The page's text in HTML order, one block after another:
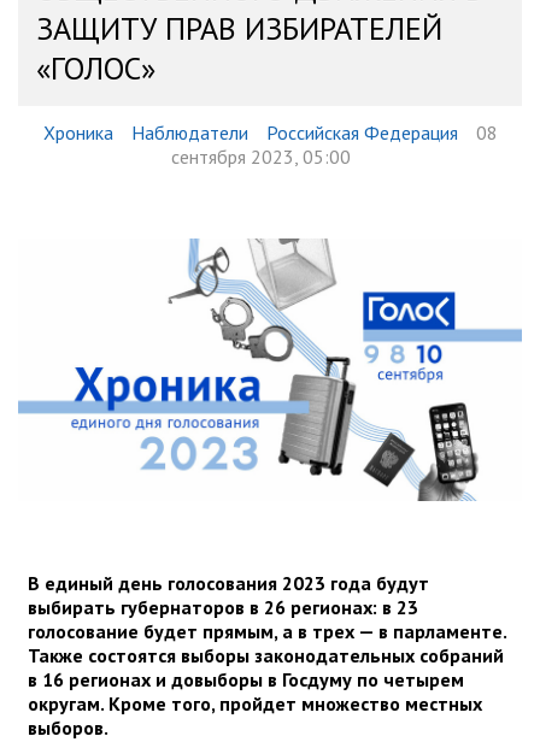
ЗАЩИТУ ПРАВ ИЗБИРАТЕЛЕЙ
«ГОЛОС»
Хроника Наблюдатели Российская Федерация
08
сентября 2023, 05:00
В единый день голосования 2023 года будут
выбирать губернаторов в 26 регионах: в 23
голосование будет прямым, а в трех — в парламенте.
Также состоятся выборы законодательных собраний
в 16 регионах и довыборы в Госдуму по четырем
округам. Кроме того, пройдет множество местных
выборов.